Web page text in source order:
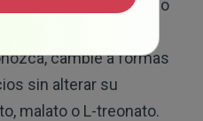
la dosis hasta que eso
ese será su
cambie a formas
sin alterar su
malato o L-treonato.